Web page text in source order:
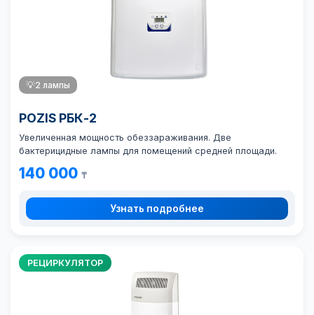
💡2 лампы
POZIS РБК-2
Увеличенная мощность обеззараживания. Две
бактерицидные лампы для помещений средней площади.
140 000 ₸
Узнать подробнее
РЕЦИРКУЛЯТОР